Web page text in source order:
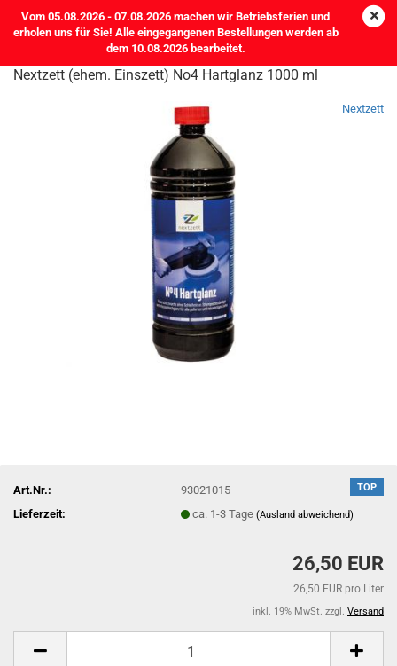
Vom 05.08.2026 - 07.08.2026 machen wir Betriebsferien und
erholen uns für Sie! Alle eingegangenen Bestellungen werden ab
dem 10.08.2026 bearbeitet.
Nextzett (ehem. Einszett) No4 Hartglanz 1000 ml
Nextzett
TOP
Art.Nr.:
93021015
Lieferzeit:
ca. 1-3 Tage(Ausland abweichend)
26,50 EUR
26,50 EUR pro Liter
inkl. 19% MwSt. zzgl. Versand